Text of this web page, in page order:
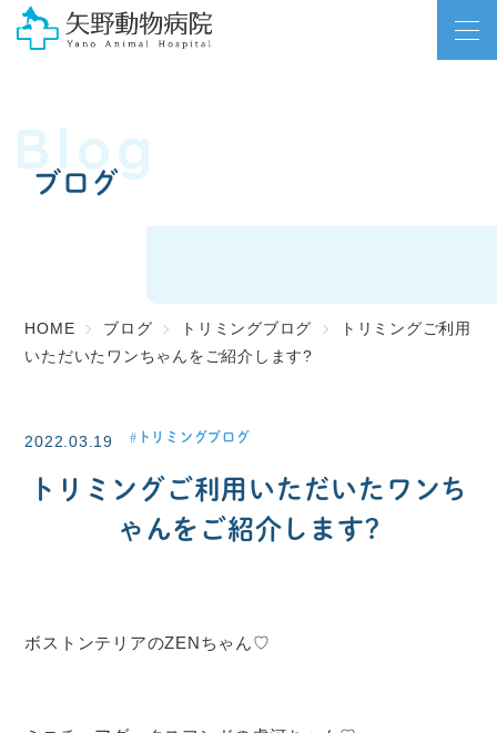
ブログ
Blog
HOME ブログ トリミングブログ
トリミングご利用
いただいたワンちゃんをご紹介します?
2022.03.19 トリミングブログ
トリミングご利用いただいたワンち
ゃんをご紹介します?
ボストンテリアのZENちゃん♡